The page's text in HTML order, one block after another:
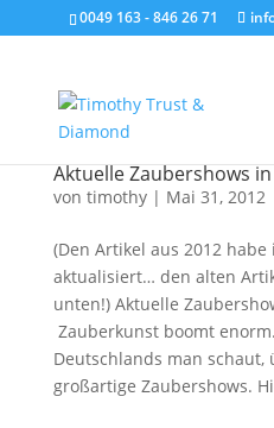
0049 163 - 846 26 71
Aktuelle Zaubershows
von timothy| Mai 31, 2012
(Den Artikel aus 2012
aktualisiert… den alten
unten!) Aktuelle
Zauberkunst boomt
Deutschlands man
großartige Zaubershows.